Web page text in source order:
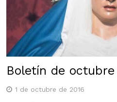
Boletín de octubre
1 de octubre de 2016